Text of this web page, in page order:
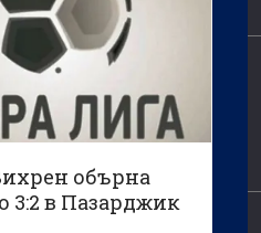
обърна
3:2 в Пазарджик